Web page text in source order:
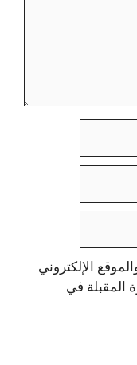
الإلكتروني
المقبلة في